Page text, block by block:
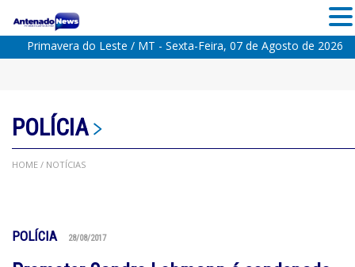
Primavera do Leste / MT - Sexta-Feira, 07 de Agosto de 2026
POLÍCIA
HOME / NOTÍCIAS
POLÍCIA 28/08/2017